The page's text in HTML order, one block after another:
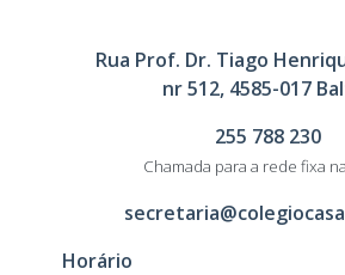
Rua Prof. Dr. Tiago
nr 512, 4585-017
255 788 230
Chamada para a rede fixa
Horário